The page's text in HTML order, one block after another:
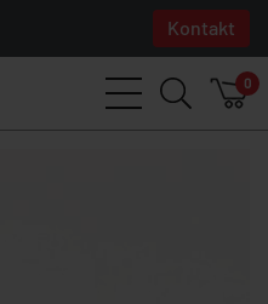
Kontakt
0